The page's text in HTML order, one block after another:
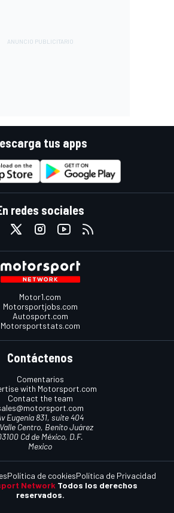
tus apps
redes sociales
Motor1.com
Motorsportjobs.com
Autosport.com
Motorsportstats.com
Contáctenos
Comentarios
with Motorsport.com
Contact the team
Eugenia 831, suite 404
Centro, Benito Juárez
Cd de México, D.F.
Mexico
Network Todos los derechos
reservados.
Política de cookiesPolítica de Privacidad